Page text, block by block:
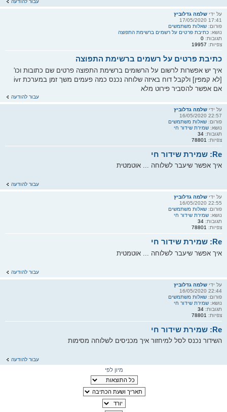
עבור להודעה
על ידי שלמה גדלוביץ
17:41 17/05/2020
פורום: שאלות משתמשים
נושא: כתיבת פרטים על רשמים ברשימת התפוצה
תגובות: 0
צפיות: 19957
כתיבת פרטים על רשמים ברשימת התפוצה
איך יש אפשרות לרשום על הרשומים ברשימת התפוצה פרטים שם כתובות וכו'
[לא קמפין] ולקבל דוח באיזה שלוחה נכנס כמה פעמים משך זמן במערכת ivr
אם אפשר להסביר פירוט מלא
עבור להודעה
על ידי שלמה גדלוביץ
22:57 16/05/2020
פורום: שאלות משתמשים
נושא: שמירת שידור חי
תגובות: 34
צפיות: 78801
Re: שמירת שידור חי
איך אפשר שיעבר לשלוחה ... אוטמטית
עבור להודעה
על ידי שלמה גדלוביץ
22:55 16/05/2020
פורום: שאלות משתמשים
נושא: שמירת שידור חי
תגובות: 34
צפיות: 78801
Re: שמירת שידור חי
איך אפשר שיעבר לשלוחה ... אוטמטית
עבור להודעה
על ידי שלמה גדלוביץ
22:44 16/05/2020
פורום: שאלות משתמשים
נושא: שמירת שידור חי
תגובות: 34
צפיות: 78801
Re: שמירת שידור חי
השידור נכנס לסל למיחזור איך מכניסים לשלוחה מסימות
עבור להודעה
מיון לפי